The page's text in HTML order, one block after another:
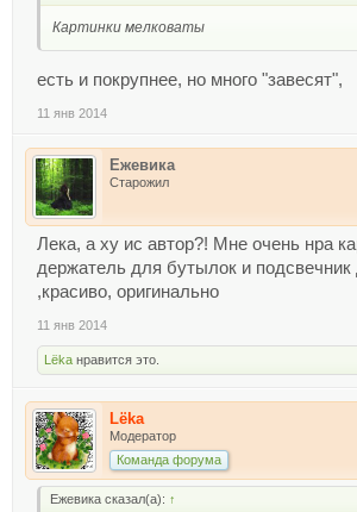
Картинки мелковаты
есть и покрупнее, но много "завесят",
11 янв 2014
Ежевика
Старожил
Лека, а ху ис автор?! Мне очень нра
держатель для бутылок и
,красиво, оригинально
11 янв 2014
Lёka нравится это.
Lёka
Модератор
Команда форума
Ежевика сказал(а): ↑